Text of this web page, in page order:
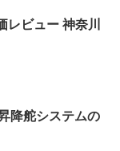
レビュー 神奈川
降舵システムの